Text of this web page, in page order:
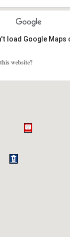
load Google
website?